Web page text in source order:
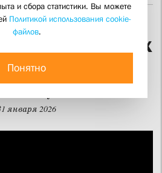
«Науки о человеке»
января 2026
и сбора статистики. Вы можете
Политикой использования cookie-
файлов.
Понятно